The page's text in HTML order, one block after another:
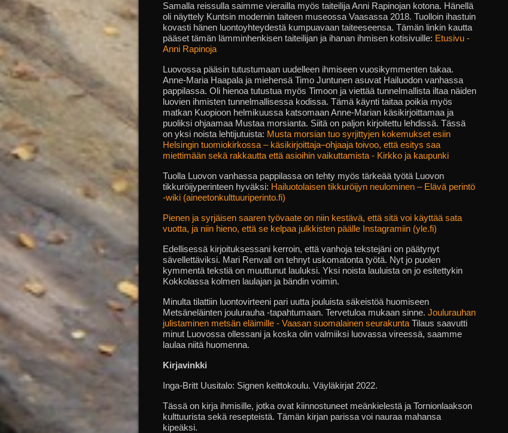
Samalla reissulla saimme vierailla myös taiteilija Anni Rapinojan kotona. Hänellä
oli näyttely Kuntsin modernin taiteen museossa Vaasassa 2018. Tuolloin ihastuin
kovasti hänen luontoyhteydestä kumpuavaan taiteeseensa. Tämän linkin kautta
pääset tämän lämminhenkisen taiteilijan ja ihanan ihmisen kotisivuille: Etusivu -
Anni Rapinoja
Luovossa pääsin tutustumaan uudelleen ihmiseen vuosikymmenten takaa.
Anne-Maria Haapala ja miehensä Timo Juntunen asuvat Hailuodon vanhassa
pappilassa. Oli hienoa tutustua myös Timoon ja viettää tunnelmallista iltaa näiden
luovien ihmisten tunnelmallisessa kodissa. Tämä käynti taitaa poikia myös
matkan Kuopioon helmikuussa katsomaan Anne-Marian käsikirjoittamaa ja
puoliksi ohjaamaa Mustaa morsianta. Siitä on paljon kirjoitettu lehdissä. Tässä
on yksi noista lehtijutuista: Musta morsian tuo syrjittyjen kokemukset esiin
Helsingin tuomiokirkossa – käsikirjoittaja–ohjaaja toivoo, että esitys saa
miettimään sekä rakkautta että asioihin vaikuttamista - Kirkko ja kaupunki
Tuolla Luovon vanhassa pappilassa on tehty myös tärkeää työtä Luovon
tikkuröijyperinteen hyväksi: Hailuotolaisen tikkuröijyn neulominen – Elävä perintö
-wiki (aineetonkulttuuriperinto.fi)
Pienen ja syrjäisen saaren työvaate on niin kestävä, että sitä voi käyttää sata
vuotta, ja niin hieno, että se kelpaa julkkisten päälle Instagramiin (yle.fi)
Edellisessä kirjoituksessani kerroin, että vanhoja tekstejäni on päätynyt
sävellettäviksi. Mari Renvall on tehnyt uskomatonta työtä. Nyt jo puolen
kymmentä tekstiä on muuttunut lauluksi. Yksi noista lauluista on jo esitettykin
Kokkolassa kolmen laulajan ja bändin voimin.
Minulta tilattiin luontovirteeni pari uutta jouluista säkeistöä huomiseen
Metsäneläinten joulurauha -tapahtumaan. Tervetuloa mukaan sinne. Joulurauhan
julistaminen metsän eläimille - Vaasan suomalainen seurakunta Tilaus saavutti
minut Luovossa ollessani ja koska olin valmiiksi luovassa vireessä, saamme
laulaa niitä huomenna.
Kirjavinkki
Inga-Britt Uusitalo: Signen keittokoulu. Väyläkirjat 2022.
Tässä on kirja ihmisille, jotka ovat kiinnostuneet meänkielestä ja Tornionlaakson
kulttuurista sekä resepteistä. Tämän kirjan parissa voi nauraa mahansa
kipeäksi.